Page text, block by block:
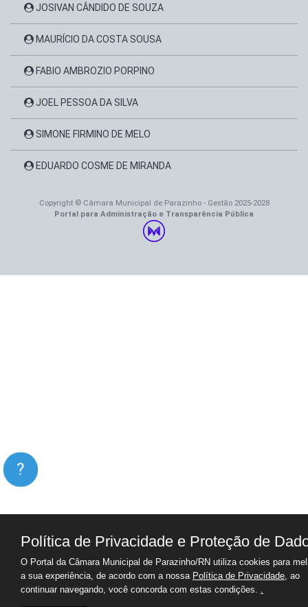
?
JOSIVAN CÂNDIDO DE SOUZA
MAURÍCIO DA COSTA SOUSA
FABIO AMBROZIO PORPINO
JOEL PESSOA DA SILVA
SIMONE FIRMINO DE MELO
EDUARDO COSME DE MIRANDA
Copyright © Câmara Municipal de Parazinho - Gestão 2025-2028
Portal para Administração e Transparência Pública
Política de Privacidade e Proteção de
O Portal da Câmara Municipal de Parazinho/RN utiliza cookies para
a sua experiência, de acordo com a nossa Política de Privacidade, ao
continuar navegando, você concorda com estas condições. .